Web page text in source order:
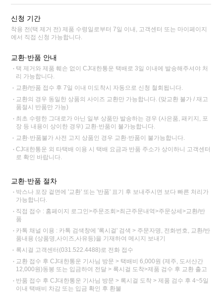
신청 기간
착용 전(택 제거 전) 제품 수령일로부터 7일 이내, 고객센터 또는 마이페이지
에서 직접 신청 가능합니다.
교환·반품 안내
택 제거와 제품 훼손 없이 CJ대한통운 택배로 3일 이내에 발송해주셔야 처
리 가능합니다.
교환/반품 접수 후 7일 이내 미도착시 자동으로 신청 철회됩니다.
교환의 경우 동일한 상품의 사이즈 교환만 가능합니다. (맞교환 불가 / 재고
품절시 반품만 가능)
최초 수령한 그대로가 아닌 일부 상품만 발송하는 경우 (사은품, 패키지, 포
장 등 내용이 상이한 경우) 교환·반품이 불가능합니다.
교환·반품불가 사전 고지 상품인 경우 교환·반품이 불가능합니다.
CJ대한통운 외 타택배 이용 시 택배 요금과 반품 주소가 상이하니 고객센터
로 확인 바랍니다.
교환·반품 절차
박스나 포장 겉면에 '교환' 또는 '반품' 표기 후 보내주시면 보다 빠른 처리가
가능합니다.
직접 접수 : 홈페이지 로그인>주문조회>최근주문내역>주문상세>교환/반
품
카톡 채널 이용 : 카톡 검색창에 '록시걸' 검색 > 주문자명, 전화번호, 교환/반
품내용 (상품명,사이즈,사유등)을 기재하여 메시지 보내기
록시걸 고객센터(031.522.4488)로 전화 접수
교환 접수 후 CJ대한통운 기사님 방문 > 택배비 6,000원 (제주, 도서산간
12,000원)동봉 또는 입금하여 전달 > 록시걸 도착>제품 검수 후 교환 출고
반품 접수 후 CJ대한통운 기사님 방문 > 록시걸 도착 > 제품 검수 후 4~5일
이내 택배비 차감 또는 입금 확인 후 환불